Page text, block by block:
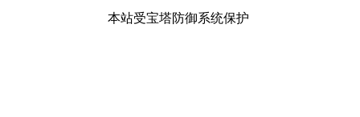
本站受宝塔防御系统保护